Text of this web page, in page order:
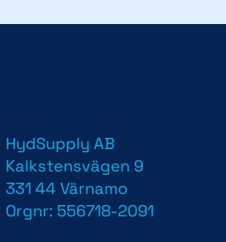
HydSupply AB
Kalkstensvägen 9
331 44 Värnamo
Orgnr: 556718-2091